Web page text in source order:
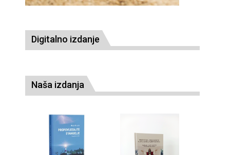
Digitalno izdanje
Naša izdanja